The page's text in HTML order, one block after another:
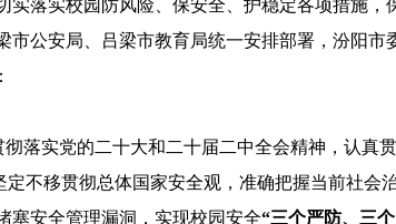
落实校园防风险、保安全、护稳定各项措施
公安局、吕梁市教育局统一安排部署，汾阳
落实党的二十大和二十届二中全会精神，认真
不移贯彻总体国家安全观，准确把握当前社
塞安全管理漏洞，实现校园安全“三个严防、三